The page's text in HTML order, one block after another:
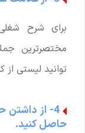
برای شرح
مختصرترین
توانید لیستی
4- از
حاصل کنید.